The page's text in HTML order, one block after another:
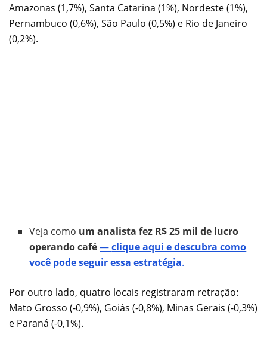
Amazonas (1,7%), Santa Catarina (1%), Nordeste (1%),
Pernambuco (0,6%), São Paulo (0,5%) e Rio de Janeiro
(0,2%).
Veja como um analista fez R$ 25 mil de lucro
operando café—clique aqui e descubra como
você pode seguir essa estratégia.
Por outro lado, quatro locais registraram retração:
Mato Grosso (-0,9%), Goiás (-0,8%), Minas Gerais (-0,3%)
e Paraná (-0,1%).